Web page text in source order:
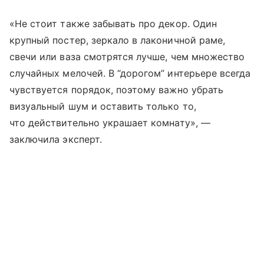
«Не стоит также забывать про декор. Один
крупный постер, зеркало в лаконичной раме,
свечи или ваза смотрятся лучше, чем множество
случайных мелочей. В “дорогом” интерьере всегда
чувствуется порядок, поэтому важно убрать
визуальный шум и оставить только то,
что действительно украшает комнату», —
заключила эксперт.